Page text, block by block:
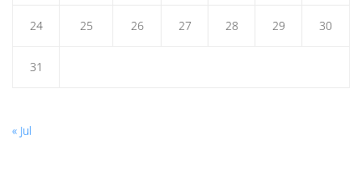
24 25 26 27 28 29 30
31
« Jul